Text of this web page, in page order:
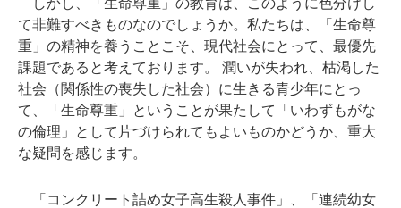
しかし、「生命尊重」の教育は、このように色分けし
て非難すべきものなのでしょうか。私たちは、「生命尊
重」の精神を養うことこそ、現代社会にとって、最優先
課題であると考えております。 潤いが失われ、枯渇した
社会（関係性の喪失した社会）に生きる青少年にとっ
て、「生命尊重」ということが果たして「いわずもがな
の倫理」として片づけられてもよいものかどうか、重大
な疑問を感じます。
「コンクリート詰め女子高生殺人事件」、「連続幼女